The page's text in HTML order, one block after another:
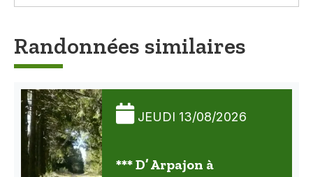
Randonnées similaires
JEUDI 13/08/2026
*** D’ Arpajon à